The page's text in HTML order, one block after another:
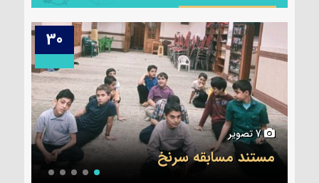
29
6 تصویر
جلسه قرآن ۷ آبان